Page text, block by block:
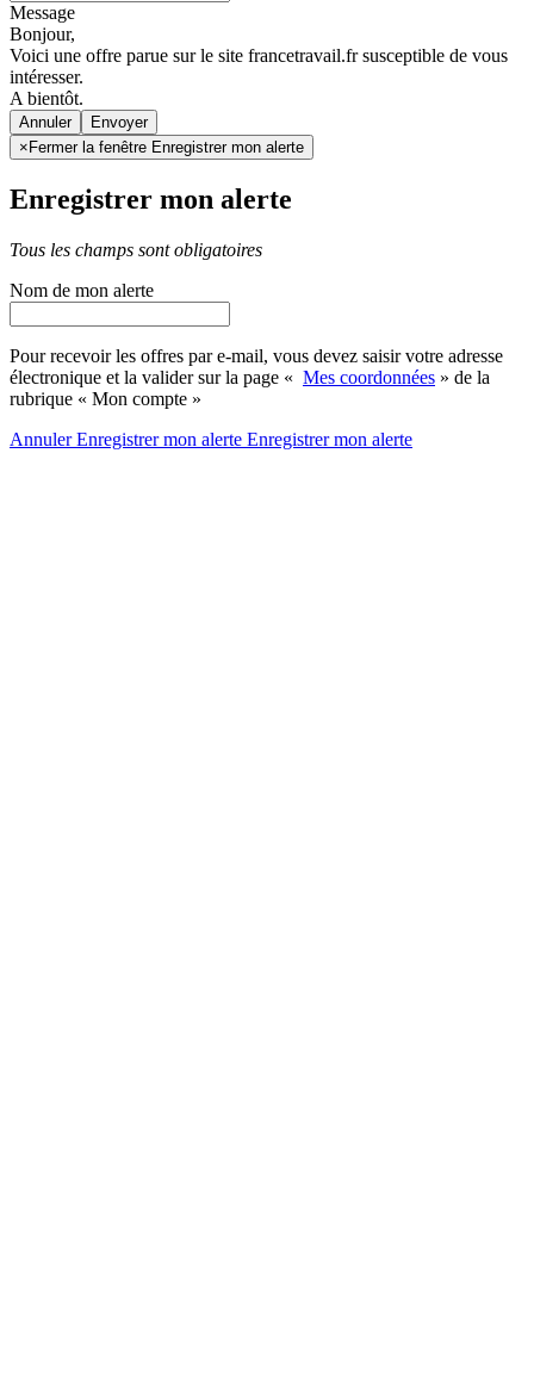
Message
Bonjour,
Voici une offre parue sur le site francetravail.fr susceptible de vous
intéresser.
A bientôt.
Annuler
× Fermer la fenêtre Enregistrer mon alerte
Enregistrer mon alerte
Tous les champs sont obligatoires
Nom de mon alerte
Pour recevoir les offres par e-mail, vous devez saisir votre adresse
électronique et la valider sur la page « Mes coordonnées » de la
rubrique « Mon compte »
AnnulerEnregistrer mon alerte Enregistrermon alerte